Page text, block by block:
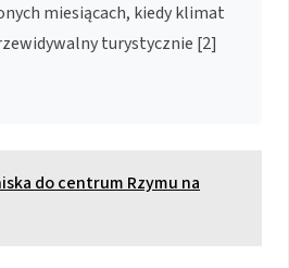
miesiącach, kiedy klimat
turystycznie [2]
do centrum Rzymu na